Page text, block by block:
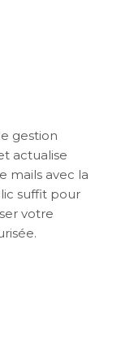
gestion
actualise
mails avec la
suffit pour
votre